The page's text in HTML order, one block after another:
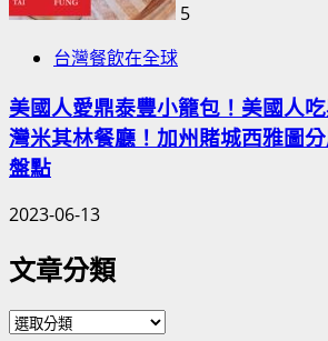
5
台灣餐飲在全球
美國人愛鼎泰豐小籠包！美國人
灣米其林餐廳！加州賭城西雅圖
盤點
2023-06-13
文章分類
文